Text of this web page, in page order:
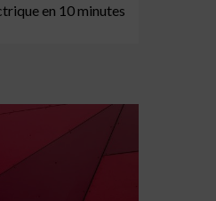
en 10 minutes